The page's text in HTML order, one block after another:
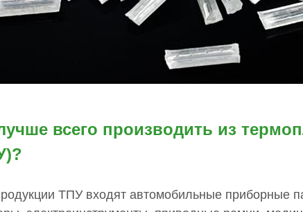
всего производить из
ТПУ входят автомобильные приборные